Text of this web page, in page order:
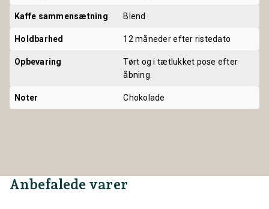
Kaffe sammensætning Blend
Holdbarhed 12 måneder efter ristedato
Opbevaring
Tørt og i tætlukket pose efter
åbning.
Noter Chokolade
Anbefalede varer